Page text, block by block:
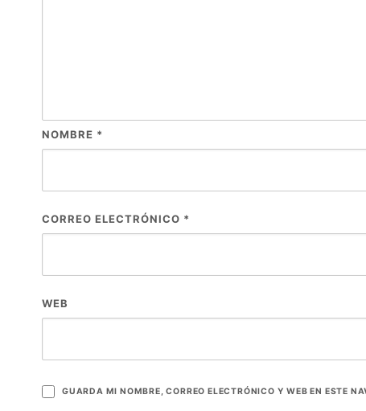
NOMBRE *
CORREO ELECTRÓNICO *
WEB
GUARDA MI NOMBRE, CORREO ELECTRÓNICO Y WEB EN ESTE